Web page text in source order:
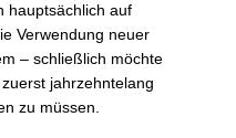
hauptsächlich auf
Verwendung neuer
– schließlich möchte
jahrzehntelang
zu müssen.